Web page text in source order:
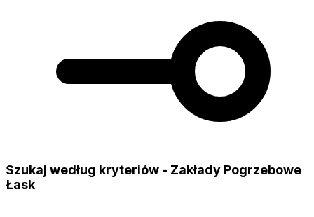
Szukaj według kryteriów - Zakłady Pogrzebowe
Łask